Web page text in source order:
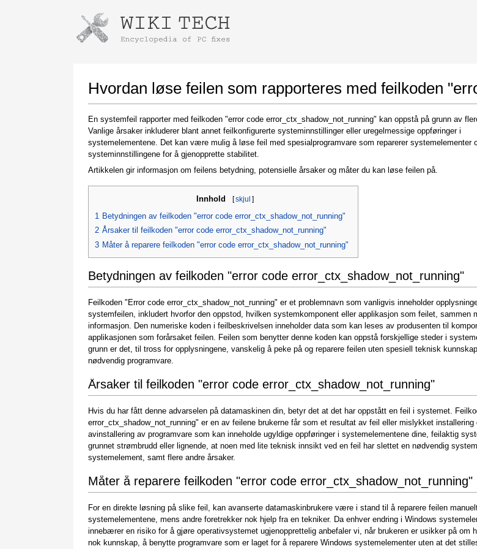
Hvordan løse feilen som rapporteres med feilkoden
En systemfeil rapporter med feilkoden "error code error_ctx_shadow_not_running" kan oppstå på grunn av
Vanlige årsaker inkluderer blant annet feilkonfigurerte systeminnstillinger eller uregelmessige oppføringer i
systemelementene. Det kan være mulig å løse feil med spesialprogramvare som reparerer systemelementer
systeminnstillingene for å gjenopprette stabilitet.
Artikkelen gir informasjon om feilens betydning, potensielle årsaker og måter du kan løse feilen på.
Innhold [skjul ]
1 Betydningen av feilkoden "error code error_ctx_shadow_not_running"
2 Årsaker til feilkoden "error code error_ctx_shadow_not_running"
3 Måter å reparere feilkoden "error code error_ctx_shadow_not_running"
Betydningen av feilkoden "error code error_ctx_shadow_not_running"
Feilkoden "Error code error_ctx_shadow_not_running" er et problemnavn som vanligvis inneholder
systemfeilen, inkludert hvorfor den oppstod, hvilken systemkomponent eller applikasjon som feilet, sammen
informasjon. Den numeriske koden i feilbeskrivelsen inneholder data som kan leses av produsenten til
applikasjonen som forårsaket feilen. Feilen som benytter denne koden kan oppstå forskjellige steder i
grunn er det, til tross for opplysningene, vanskelig å peke på og reparere feilen uten spesiell teknisk
nødvendig programvare.
Årsaker til feilkoden "error code error_ctx_shadow_not_running"
Hvis du har fått denne advarselen på datamaskinen din, betyr det at det har oppstått en feil i systemet.
error_ctx_shadow_not_running" er en av feilene brukerne får som et resultat av feil eller mislykket installering
avinstallering av programvare som kan inneholde ugyldige oppføringer i systemelementene dine, feilaktig
grunnet strømbrudd eller lignende, at noen med lite teknisk innsikt ved en feil har slettet en nødvendig
systemelement, samt flere andre årsaker.
Måter å reparere feilkoden "error code error_ctx_shadow_not_running"
For en direkte løsning på slike feil, kan avanserte datamaskinbrukere være i stand til å reparere feilen
systemelementene, mens andre foretrekker nok hjelp fra en tekniker. Da enhver endring i Windows
innebærer en risiko for å gjøre operativsystemet ugjenopprettelig anbefaler vi, når brukeren er usikker på om
nok kunnskap, å benytte programvare som er laget for å reparere Windows systemelementer uten at det
Instructions for downloading using Google Chrome
Once the download is complete, click on the
downloaded file link
"Yes"